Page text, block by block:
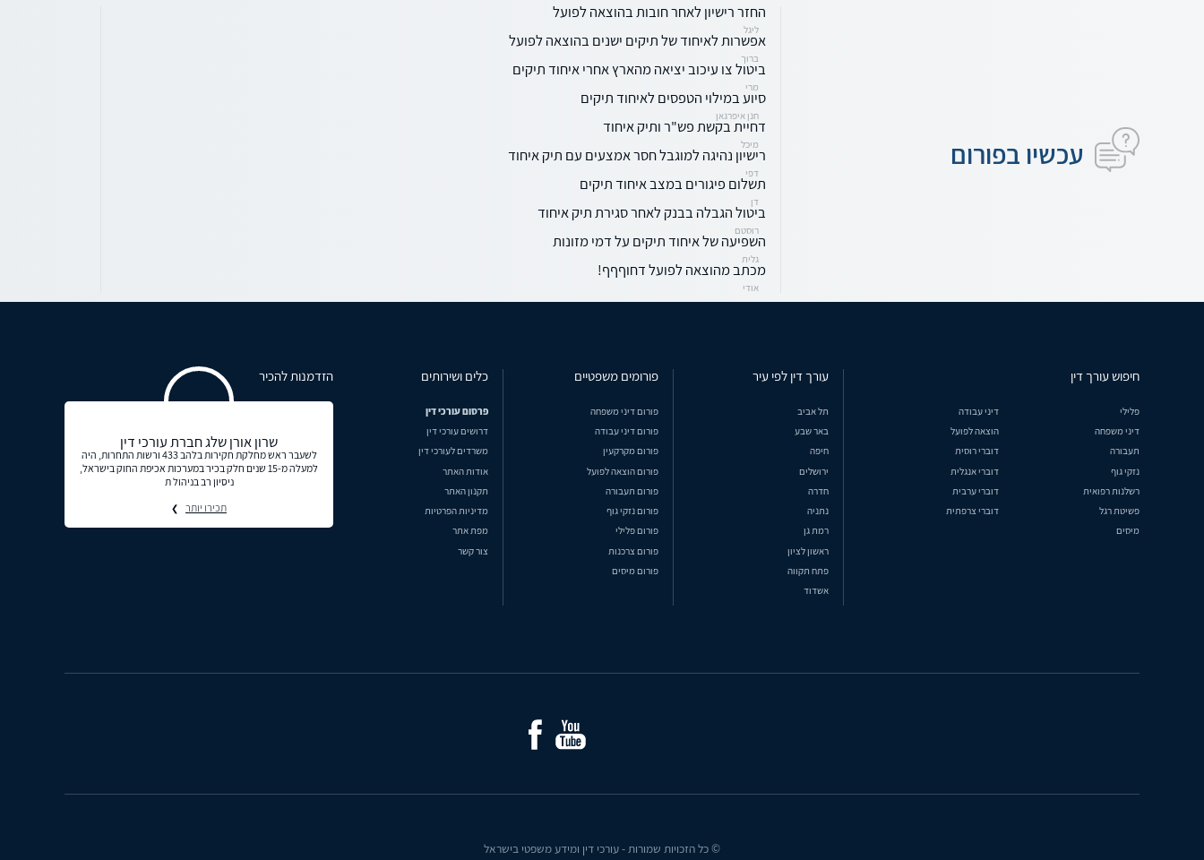
עכשיו בפורום
החזר רישיון לאחר חובות בהוצאה לפועל
ליגל
אפשרות לאיחוד של תיקים ישנים בהוצאה לפועל
ברוך
ביטול צו עיכוב יציאה מהארץ אחרי איחוד תיקים
מרי
סיוע במילוי הטפסים לאיחוד תיקים
חנן איפרגאן
דחיית בקשת פש"ר ותיק איחוד
מיכל
רישיון נהיגה למוגבל חסר אמצעים עם תיק איחוד
דפי
תשלום פיגורים במצב איחוד תיקים
דן
ביטול הגבלה בבנק לאחר סגירת תיק איחוד
רוסטם
השפיעה של איחוד תיקים על דמי מזונות
גלית
מכתב מהוצאה לפועל דחוףףף!
אודי
חיפוש עורך דין
פלילי
דיני עבודה
דיני משפחה
הוצאה לפועל
תעבורה
דוברי רוסית
נזקי גוף
דוברי אנגלית
רשלנות רפואית
דוברי ערבית
פשיטת רגל
דוברי צרפתית
מיסים
עורך דין לפי עיר
תל אביב
באר שבע
חיפה
ירושלים
חדרה
נתניה
רמת גן
ראשון לציון
פתח תקווה
אשדוד
פורומים משפטיים
פורום דיני משפחה
פורום דיני עבודה
פורום מקרקעין
פורום הוצאה לפועל
פורום תעבורה
פורום נזקי גוף
פורום פלילי
פורום צרכנות
פורום מיסים
כלים ושירותים
פרסום עורכי דין
דרושים עורכי דין
משרדים לעורכי דין
אודות האתר
תקנון האתר
מדיניות הפרטיות
מפת אתר
צור קשר
הזדמנות להכיר
שרון אורן שלג חברת עורכי דין
לשעבר ראש מחלקת חקירות בלהב 433 ורשות התחרות, היה
למעלה מ-15 שנים חלק בכיר במערכות אכיפת החוק בישראל,
ניסיון רב בניהול ת
תכירו יותר
© כל הזכויות שמורות - עורכי דין ומידע משפטי בישראל